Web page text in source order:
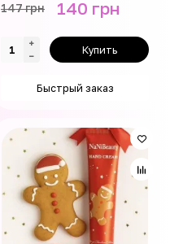
147 грн 140 грн
Купить
Быстрый заказ